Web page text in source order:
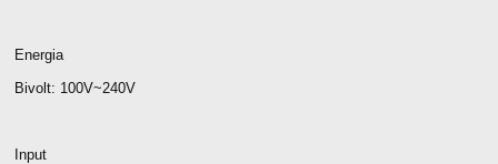
Energia
Bivolt: 100V~240V
Input